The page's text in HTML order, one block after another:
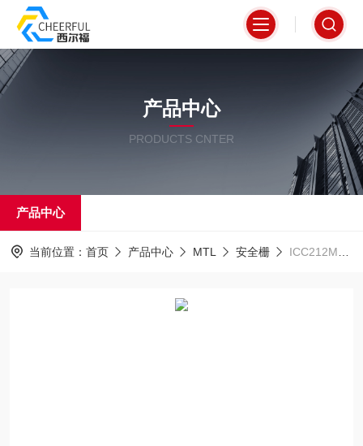
产品中心
PRODUCTS CNTER
产品中心
当前位置： 首页 产品中心 MTL 安全栅 ICC212MTL分配器信号隔离器安全栅当天发货